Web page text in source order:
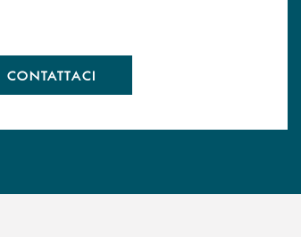
CONTATTACI